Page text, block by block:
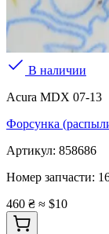
В наличии
Acura MDX 07-13
Форсунка
Артикул: 858686
Номер запчасти:
460 ₴ ≈ $10